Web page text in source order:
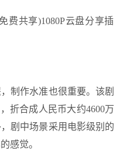
制作水准也很重要。该剧
折合成人民币大约4600万
剧中场景采用电影级别的
感觉。